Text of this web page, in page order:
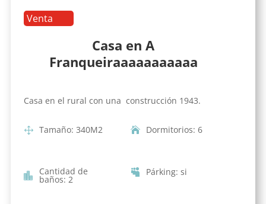
Venta
Casa en A
Franqueiraaaaaaaaaaa
Casa en el rural con una construcción 1943.
Tamaño: 340M2 Dormitorios: 6
Cantidad de
baños: 2
Párking: si